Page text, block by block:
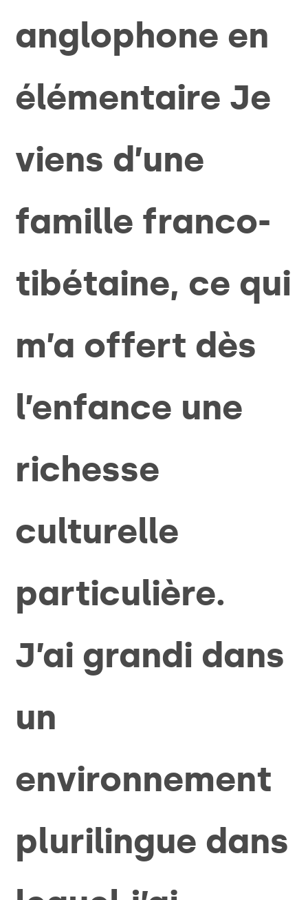
anglophone en
élémentaire Je
viens d’une
famille franco-
tibétaine, ce qui
m’a offert dès
l’enfance une
richesse
culturelle
particulière.
J’ai grandi dans
un
environnement
plurilingue dans